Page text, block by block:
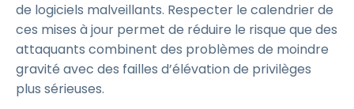
de logiciels malveillants. Respecter le calendrier de
ces mises à jour permet de réduire le risque que des
attaquants combinent des problèmes de moindre
gravité avec des failles d’élévation de privilèges
plus sérieuses.